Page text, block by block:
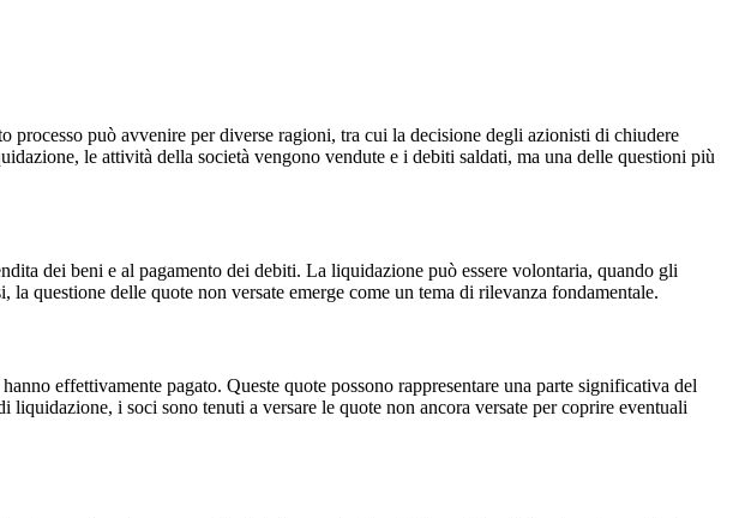
processo può avvenire per diverse ragioni, tra cui la decisione degli azionisti di chiudere
le attività della società vengono vendute e i debiti saldati, ma una delle questioni più
dei beni e al pagamento dei debiti. La liquidazione può essere volontaria, quando gli
questione delle quote non versate emerge come un tema di rilevanza fondamentale.
effettivamente pagato. Queste quote possono rappresentare una parte significativa del
i soci sono tenuti a versare le quote non ancora versate per coprire eventuali